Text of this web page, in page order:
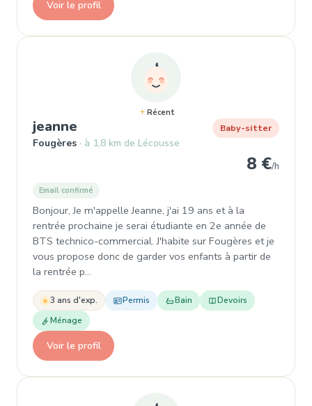
Voir le profil
Récent
jeanne , Baby-sitter à Fougères
Fougères à 1,8 km de Lécousse
Baby-sitter
8 €/h
Email confirmé
Bonjour, Je m'appelle Jeanne, j'ai 19 ans et à la
rentrée prochaine je serai étudiante en 2e année de
BTS technico-commercial. J'habite sur Fougères et je
vous propose donc de garder vos enfants à partir de
la rentrée p…
3 ans d'exp. Permis Bain
Devoirs
Ménage
Voir le profil